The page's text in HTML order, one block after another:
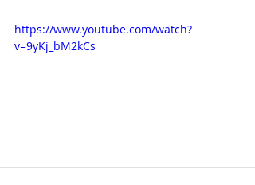
fundamental para las personas con
pérdida auditiva. La comprensión,
https://www.youtube.com/watch?
v=9yKj_bM2kCs